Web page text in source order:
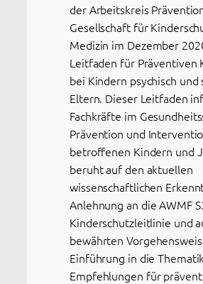
der Arbeitskreis
Gesellschaft für
Medizin im Dezember
Leitfaden für Präventiven
bei Kindern psychisch
Eltern. Dieser Leitfaden
Fachkräfte im
Prävention und
betroffenen Kindern und
beruht auf den aktuellen
wissenschaftlichen
Anlehnung an die AWMF
Kinderschutzleitlinie und
bewährten
Einführung in die
Empfehlungen für